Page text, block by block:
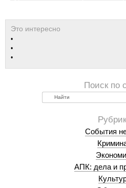
Найти
События
АПК: дела и